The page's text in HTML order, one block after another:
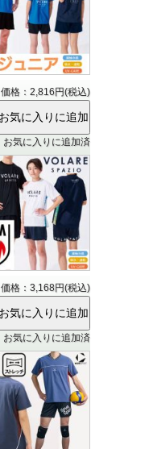
価格：2,816円(税込)
お気に入りに追加済
価格：3,168円(税込)
お気に入りに追加済